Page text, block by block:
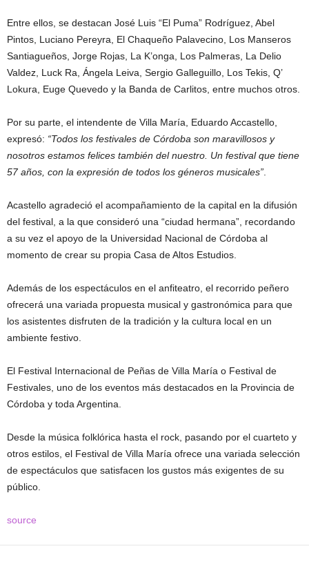
Entre ellos, se destacan José Luis “El Puma” Rodríguez, Abel
Pintos, Luciano Pereyra, El Chaqueño Palavecino, Los Manseros
Santiagueños, Jorge Rojas, La K’onga, Los Palmeras, La Delio
Valdez, Luck Ra, Ángela Leiva, Sergio Galleguillo, Los Tekis, Q’
Lokura, Euge Quevedo y la Banda de Carlitos, entre muchos otros.
Por su parte, el intendente de Villa María, Eduardo Accastello,
expresó: “Todos los festivales de Córdoba son maravillosos y
nosotros estamos felices también del nuestro. Un festival que tiene
57 años, con la expresión de todos los géneros musicales”.
Acastello agradeció el acompañamiento de la capital en la difusión
del festival, a la que consideró una “ciudad hermana”, recordando
a su vez el apoyo de la Universidad Nacional de Córdoba al
momento de crear su propia Casa de Altos Estudios.
Además de los espectáculos en el anfiteatro, el recorrido peñero
ofrecerá una variada propuesta musical y gastronómica para que
los asistentes disfruten de la tradición y la cultura local en un
ambiente festivo.
El Festival Internacional de Peñas de Villa María o Festival de
Festivales, uno de los eventos más destacados en la Provincia de
Córdoba y toda Argentina.
Desde la música folklórica hasta el rock, pasando por el cuarteto y
otros estilos, el Festival de Villa María ofrece una variada selección
de espectáculos que satisfacen los gustos más exigentes de su
público.
source